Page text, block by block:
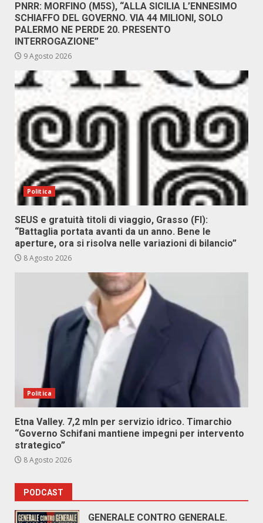
PNRR: MORFINO (M5S), “ALLA SICILIA L’ENNESIMO
SCHIAFFO DEL GOVERNO. VIA 44 MILIONI, SOLO
PALERMO NE PERDE 20. PRESENTO
INTERROGAZIONE”
9 Agosto 2026
Politica
SEUS e gratuità titoli di viaggio, Grasso (FI):
“Battaglia portata avanti da un anno. Bene le
aperture, ora si risolva nelle variazioni di bilancio”
8 Agosto 2026
Politica
Etna Valley. 7,2 mln per servizio idrico. Timarchio
“Governo Schifani mantiene impegni per intervento
strategico”
8 Agosto 2026
PODCAST
GENERALE CONTRO GENERALE.